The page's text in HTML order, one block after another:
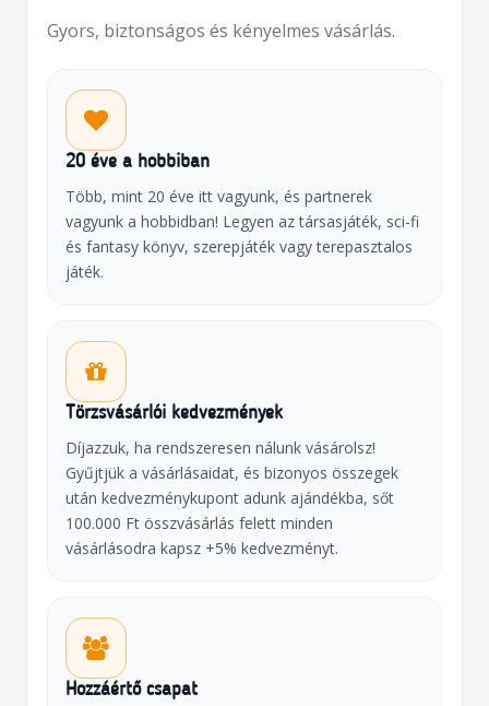
Gyors, biztonságos és kényelmes vásárlás.
20 éve a hobbiban
Több, mint 20 éve itt vagyunk, és partnerek
vagyunk a hobbidban! Legyen az társasjáték, sci-fi
és fantasy könyv, szerepjáték vagy terepasztalos
játék.
Törzsvásárlói kedvezmények
Díjazzuk, ha rendszeresen nálunk vásárolsz!
Gyűjtjük a vásárlásaidat, és bizonyos összegek
után kedvezménykupont adunk ajándékba, sőt
100.000 Ft összvásárlás felett minden
vásárlásodra kapsz +5% kedvezményt.
Hozzáértő csapat